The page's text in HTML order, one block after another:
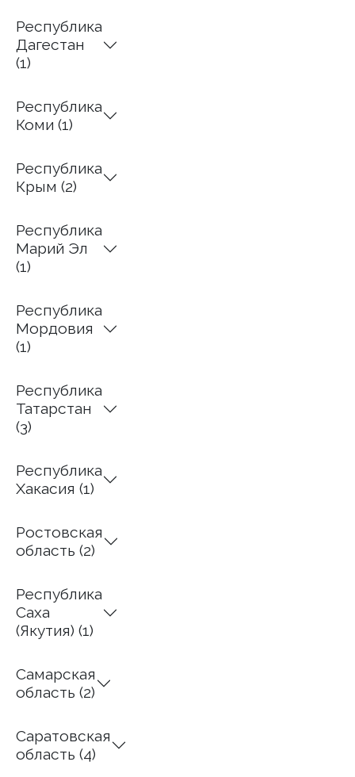
Республика
Дагестан
(1)
Республика
Коми (1)
Республика
Крым (2)
Республика
Марий Эл
(1)
Республика
Мордовия
(1)
Республика
Татарстан
(3)
Республика
Хакасия (1)
Ростовская
область (2)
Республика
Саха
(Якутия) (1)
Самарская
область (2)
Саратовская
область (4)